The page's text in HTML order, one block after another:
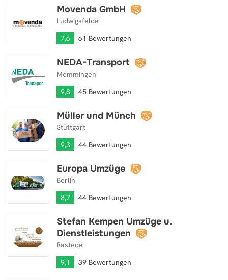
Movenda GmbH
Ludwigsfelde
7,6
61 Bewertungen
Movenda GmbH
NEDA-Transport
Memmingen
9,8
45 Bewertungen
NEDA-Transport
Müller und Münch
Stuttgart
9,3
44 Bewertungen
Müller und Münch
Europa Umzüge
Berlin
8,7
44 Bewertungen
Europa Umzüge
Stefan Kempen Umzüge u.
Dienstleistungen
Rastede
9,1
39 Bewertungen
Stefan Kempen Umzüge u. Dienstleistungen